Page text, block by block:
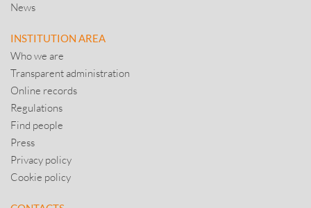
News
INSTITUTION AREA
Who we are
Transparent administration
Online records
Regulations
Find people
Press
Privacy policy
Cookie policy